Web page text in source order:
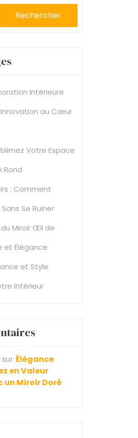
Rechercher
Intérieure
au Cœur
Votre Espace
Rond
: Comment
Se Ruiner
Miroir Œil de
et Élégance
et Style
Intérieur
sur Élégance
en Valeur
un Miroir Doré